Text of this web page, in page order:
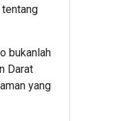
bukanlah
Darat
yang